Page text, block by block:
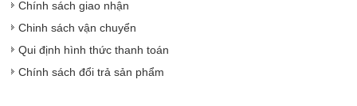
CAM KẾT CHẤT LƯỢNG
Chính sách giao nhận
Chinh sách vận chuyển
Qui định hình thức thanh toán
Chính sách đổi trả sản phẩm